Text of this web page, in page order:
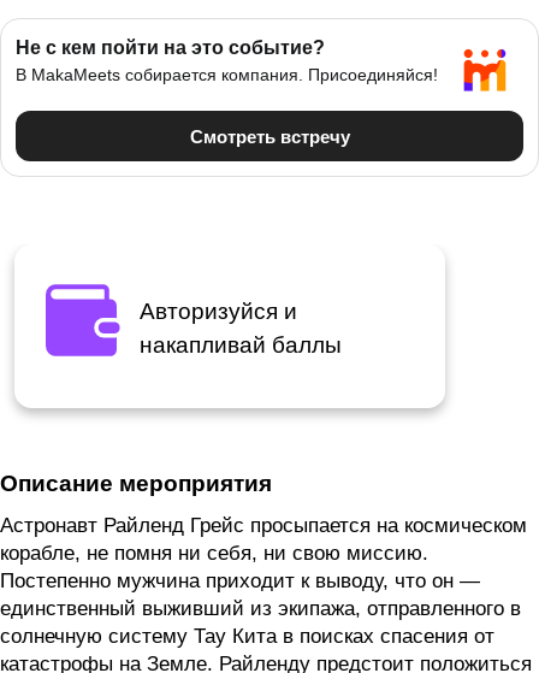
Авторизуйся и
накапливай баллы
Описание мероприятия
Астронавт Райленд Грейс просыпается на космическом
корабле, не помня ни себя, ни свою миссию.
Постепенно мужчина приходит к выводу, что он —
единственный выживший из экипажа, отправленного в
солнечную систему Тау Кита в поисках спасения от
катастрофы на Земле. Райленду предстоит положиться